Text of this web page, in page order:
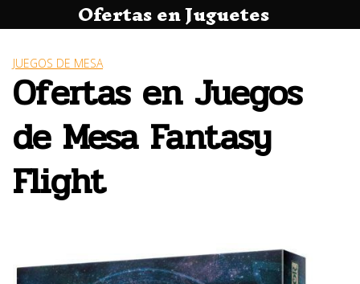
al
Ofertas en Juguetes
JUEGOS DE MESA
Ofertas en Juegos
de Mesa Fantasy
Flight